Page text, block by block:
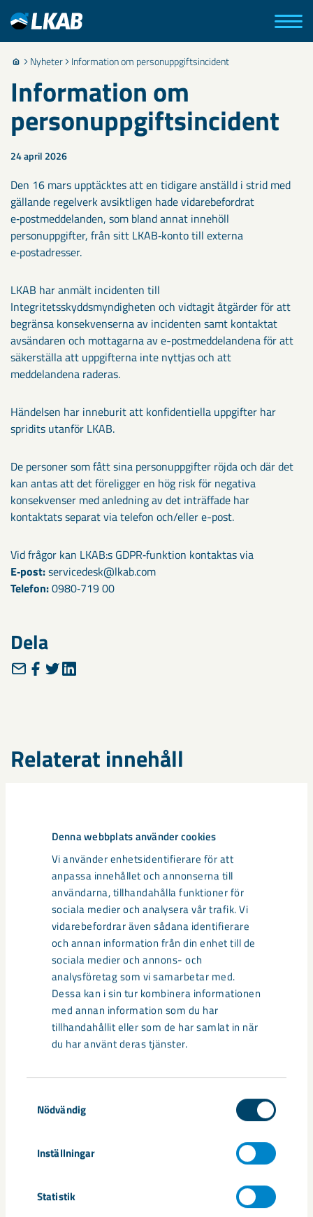
Denna webbplats använder cookies
Vi använder enhetsidentifierare för att
anpassa innehållet och annonserna till
användarna, tillhandahålla funktioner för
sociala medier och analysera vår trafik. Vi
vidarebefordrar även sådana identifierare
och annan information från din enhet till de
sociala medier och annons- och
analysföretag som vi samarbetar med.
Dessa kan i sin tur kombinera informationen
med annan information som du har
tillhandahållit eller som de har samlat in när
du har använt deras tjänster.
Nödvändig
Inställningar
Statistik
Nyheter Information om personuppgiftsincident
Information om
personuppgiftsincident
24 april 2026
Den 16 mars upptäcktes att en tidigare anställd i strid med
gällande regelverk avsiktligen hade vidarebefordrat
e‑postmeddelanden, som bland annat innehöll
personuppgifter, från sitt LKAB‑konto till externa
e‑postadresser.
LKAB har anmält incidenten till
Integritetsskyddsmyndigheten och vidtagit åtgärder för att
begränsa konsekvenserna av incidenten samt kontaktat
avsändaren och mottagarna av e-postmeddelandena för att
säkerställa att uppgifterna inte nyttjas och att
meddelandena raderas.
Händelsen har inneburit att konfidentiella uppgifter har
spridits utanför LKAB.
De personer som fått sina personuppgifter röjda och där det
kan antas att det föreligger en hög risk för negativa
konsekvenser med anledning av det inträffade har
kontaktats separat via telefon och/eller e-post.
Vid frågor kan LKAB:s GDPR‑funktion kontaktas via
E‑post:servicedesk@lkab.com
Telefon:0980‑719 00
Dela
Relaterat innehåll
Så kan humanoida robotar öka
säkerheten i framtidens gruva
Utvecklingen av humanoida robotar, människoliknande